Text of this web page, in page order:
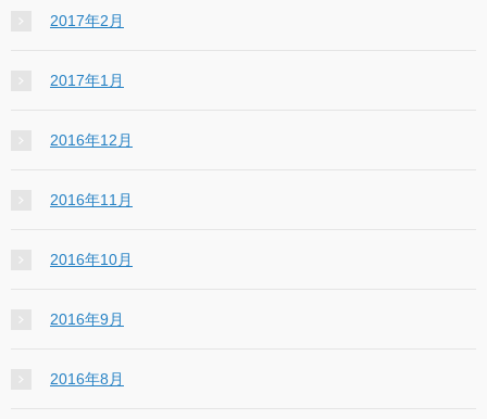
2017年2月
2017年1月
2016年12月
2016年11月
2016年10月
2016年9月
2016年8月